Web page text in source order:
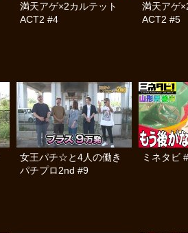
満天アゲ×2カルテット
ACT2 #4
満天アゲ
ACT2 #5
女王パチ☆と4人の働き
パチプロ2nd #9
ミネタビ